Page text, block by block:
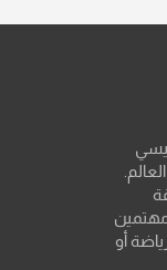
مهتمين
أو